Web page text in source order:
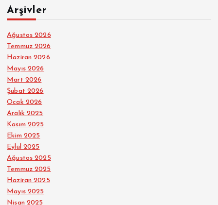
Arşivler
Ağustos 2026
Temmuz 2026
Haziran 2026
Mayıs 2026
Mart 2026
Şubat 2026
Ocak 2026
Aralık 2025
Kasım 2025
Ekim 2025
Eylül 2025
Ağustos 2025
Temmuz 2025
Haziran 2025
Mayıs 2025
Nisan 2025